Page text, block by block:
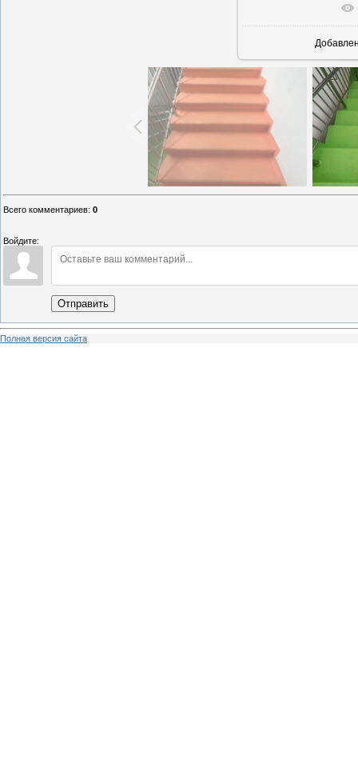
В
Всего комментариев: 0
Войдите:
Отправить
Полная версия сайта